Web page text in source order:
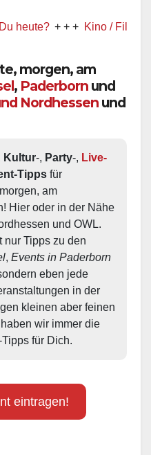
+ + + Kino / Film + + +
morgen, am
, Paderborn und
Nordhessen und
Kultur-, Party-, Live-
Tipps
am
Hier oder in der Nähe
und OWL.
nur Tipps zu den
, Events in Paderborn
eben jede
in der
kleinen aber feinen
wir immer die
für Dich.
eintragen!